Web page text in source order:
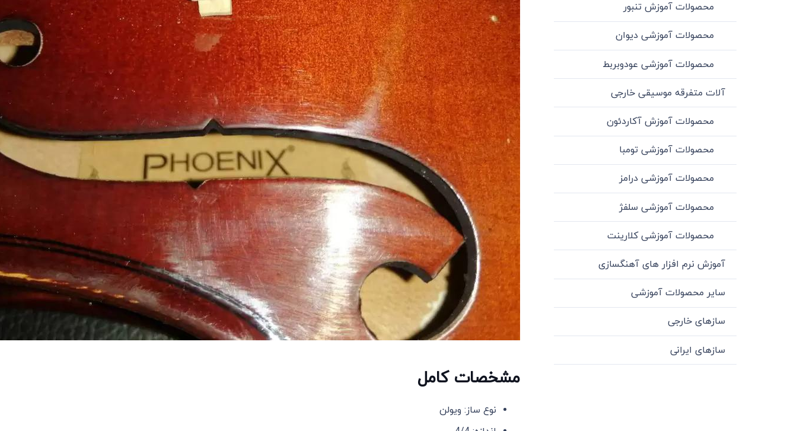
مشخصات کامل
نوع ساز: ویولن
محصولات آموزش تنبور
محصولات آموزشی دیوان
محصولات آموزشی عودوبربط
آلات متفرقه موسیقی خارجی
محصولات آموزش آکاردئون
محصولات آموزشی تومبا
محصولات آموزشی درامز
محصولات آموزشی سلفژ
محصولات آموزشی کلارینت
آموزش نرم افزار های آهنگسازی
سایر محصولات آموزشی
سازهای خارجی
سازهای ایرانی